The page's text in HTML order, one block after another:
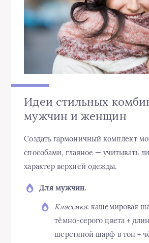
Идеи стильных
мужчин и женщин
Создать гармоничный комплект
способами, главное — учитывать
характер верхней одежды.
Для мужчин.
Классика: кашемировая
тёмно-серого цвета +
шерстяной шарф в тон +